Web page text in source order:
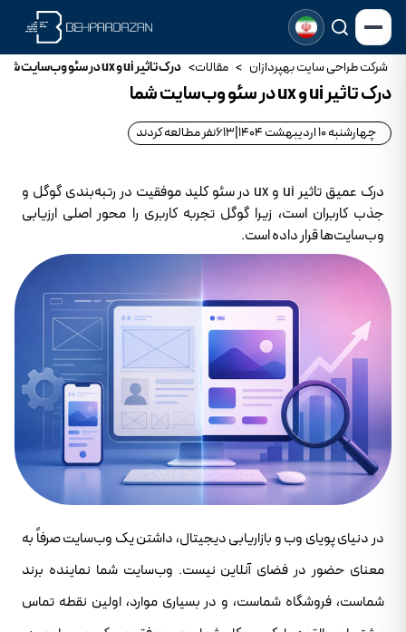
شرکت طراحی سایت بهپردازان > مقالات> درک تاثیر ui و ux در سئو وب‌سایت شما
درک تاثیر ui و ux در سئو وب‌سایت شما
چهارشنبه 10 اردیبهشت 1404 613نفر مطالعه کردند
درک عمیق تاثیر ui و ux در سئو کلید موفقیت در رتبه‌بندی گوگل و
جذب کاربران است، زیرا گوگل تجربه کاربری را محور اصلی ارزیابی
وب‌سایت‌ها قرار داده است.
در دنیای پویای وب و بازاریابی دیجیتال، داشتن یک وب‌سایت صرفاً به
معنای حضور در فضای آنلاین نیست. وب‌سایت شما نماینده برند
شماست، فروشگاه شماست، و در بسیاری موارد، اولین نقطه تماس